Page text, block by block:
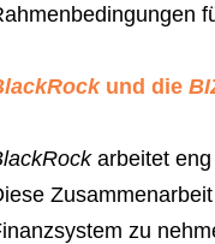
und die
arbeitet eng
zu